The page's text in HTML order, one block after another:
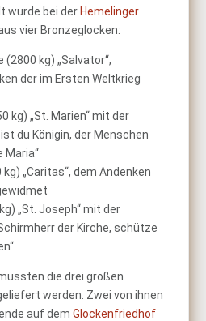
wurde bei der Hemelinger
vier Bronzeglocken:
(2800 kg) „Salvator“,
der im Ersten Weltkrieg
kg) „St. Marien“ mit der
du Königin, der Menschen
Maria“
„Caritas“, dem Andenken
„St. Joseph“ mit der
der Kirche, schütze
die drei großen
werden. Zwei von ihnen
auf demGlockenfriedhof